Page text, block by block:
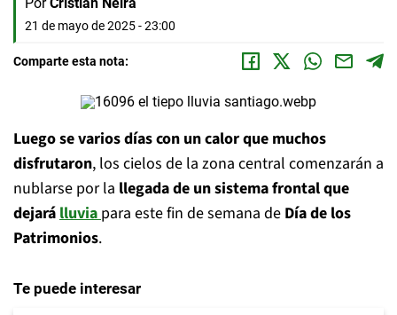
21 de mayo de 2025 - 23:00
Comparte esta nota:
Luego se varios días con un calor que muchos
disfrutaron, los cielos de la zona central comenzarán a
nublarse por la llegada de un sistema frontal que
dejarálluviapara este fin de semana de Día de los
Patrimonios.
Te puede interesar